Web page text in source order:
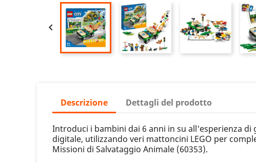

Descrizione Dettagli del prodotto
Introduci i bambini dai 6 anni in su all'esperienza
digitale, utilizzando veri mattoncini LEGO per
Missioni di Salvataggio Animale (60353).